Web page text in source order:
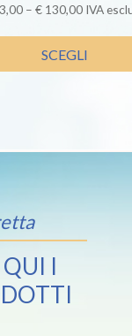
– €130,00 IVA
SCEGLI
I